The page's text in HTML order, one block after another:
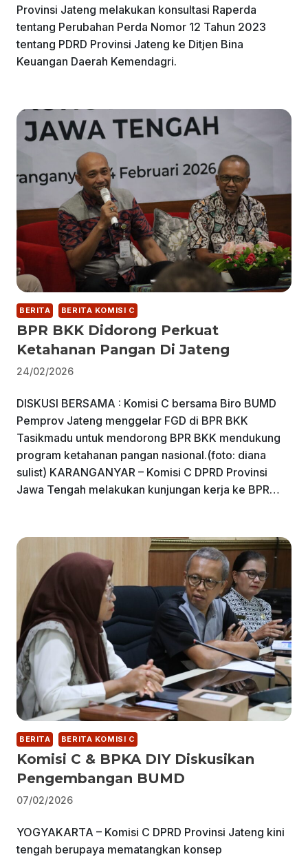
Provinsi Jateng melakukan konsultasi Raperda
tentang Perubahan Perda Nomor 12 Tahun 2023
tentang PDRD Provinsi Jateng ke Ditjen Bina
Keuangan Daerah Kemendagri.
BERITA BERITA KOMISI C
BPR BKK Didorong Perkuat
Ketahanan Pangan Di Jateng
24/02/2026
DISKUSI BERSAMA : Komisi C bersama Biro BUMD
Pemprov Jateng menggelar FGD di BPR BKK
Tasikmadu untuk mendorong BPR BKK mendukung
program ketahanan pangan nasional.(foto: diana
sulist) KARANGANYAR – Komisi C DPRD Provinsi
Jawa Tengah melakukan kunjungan kerja ke BPR…
BERITA BERITA KOMISI C
Komisi C & BPKA DIY Diskusikan
Pengembangan BUMD
07/02/2026
YOGYAKARTA – Komisi C DPRD Provinsi Jateng kini
tengah berupaya mematangkan konsep